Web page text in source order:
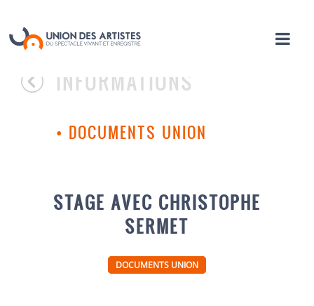
INFORMATIONS
• DOCUMENTS UNION
STAGE AVEC CHRISTOPHE
SERMET
DOCUMENTS UNION